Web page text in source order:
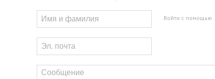
Войти с помощью